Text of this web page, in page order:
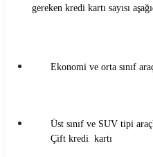
Nissa Araç Kiralama Koşulları
Otocar Araç Kiralama
OtoTur Araç Kiralama
gereken kredi kartı sayısı
Ekonomi ve orta sınıf
Üst sınıf ve SUV tipi
Çift kredi kartı